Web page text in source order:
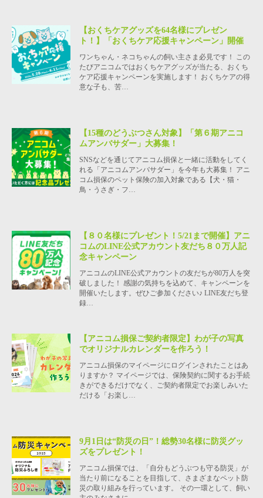
【おくちケアグッズを64名様にプレゼン
ト！】「おくちケア応援キャンペーン」開催
ワンちゃん・ネコちゃんの飼い主さま必見です！ この
たびアニコムではおくちケアグッズが当たる、おくち
ケア応援キャンペーンを実施します！ おくちケアの得
意な子も、苦…
【15種のどうぶつさん対象】「第６期アニコ
ムアンバサダー」大募集！
SNSなどを通じてアニコム損保と一緒に活動をしてく
れる「アニコムアンバサダー」を今年も大募集！ アニ
コム損保のペット保険の加入対象である【犬・猫・
鳥・うさぎ・フ…
【８０名様にプレゼント！5/21まで開催】アニ
コムのLINE公式アカウント友だち８０万人記
念キャンペーン
アニコムのLINE公式アカウントの友だちが80万人を突
破しました！ 感謝の気持ちを込めて、キャンペーンを
開催いたします。ぜひご参加ください♪ LINE友だち登
録…
【アニコム損保ご契約者限定】わが子の写真
でオリジナルカレンダーを作ろう！
アニコム損保のマイページにログインされたことはあ
りますか？ マイページでは、保険契約に関するお手続
きができるだけでなく、ご契約者限定でお楽しみいた
だける「お楽し…
9月1日は“防災の日”！総勢30名様に防災グッ
ズをプレゼント！
アニコム損保では、「自分もどうぶつも守る防災」が
当たり前になることを目指して、さまざまなペット防
災の取り組みを行っています。 その一環として、飼い